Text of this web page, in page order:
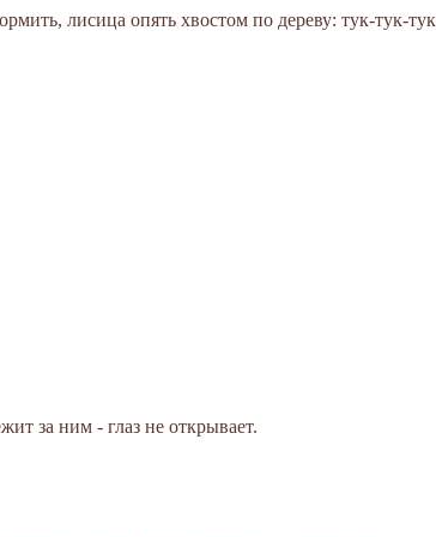
лисица опять хвостом по дереву: тук-тук-
за ним - глаз не открывает.